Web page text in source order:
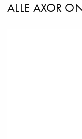
ALLE AXOR